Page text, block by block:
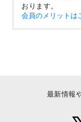
おります。
会員のメリットは
最新情報